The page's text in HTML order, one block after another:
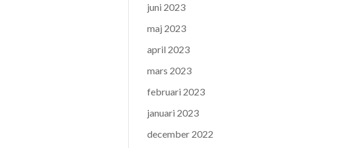
juni 2023
maj 2023
april 2023
mars 2023
februari 2023
januari 2023
december 2022